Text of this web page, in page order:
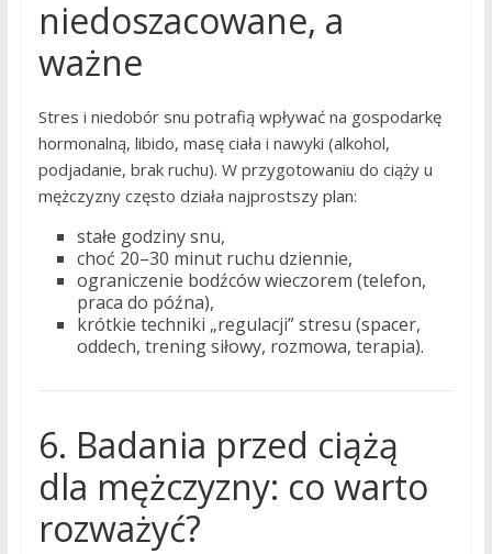
niedoszacowane, a
ważne
Stres i niedobór snu potrafią wpływać na gospodarkę
hormonalną, libido, masę ciała i nawyki (alkohol,
podjadanie, brak ruchu). W przygotowaniu do ciąży u
mężczyzny często działa najprostszy plan:
stałe godziny snu,
choć 20–30 minut ruchu dziennie,
ograniczenie bodźców wieczorem (telefon,
praca do późna),
krótkie techniki „regulacji” stresu (spacer,
oddech, trening siłowy, rozmowa, terapia).
6. Badania przed ciążą
dla mężczyzny: co warto
rozważyć?